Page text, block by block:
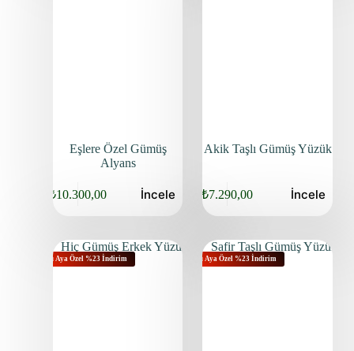
Eşlere Özel Gümüş
Alyans
₺10.300,00 İncele
Akik Taşlı Gümüş Yüzük
₺7.290,00 İncele
Bu Aya Özel %23 İndirim Bu Aya Özel %23 İndirim